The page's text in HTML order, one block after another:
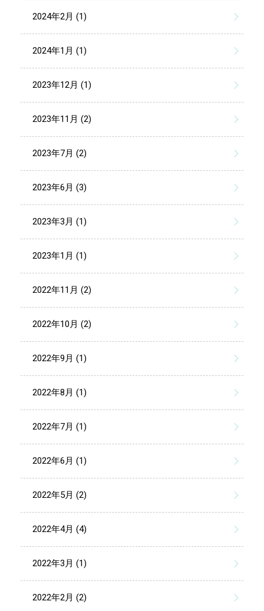
2024年2月 (1)
2024年1月 (1)
2023年12月 (1)
2023年11月 (2)
2023年7月 (2)
2023年6月 (3)
2023年3月 (1)
2023年1月 (1)
2022年11月 (2)
2022年10月 (2)
2022年9月 (1)
2022年8月 (1)
2022年7月 (1)
2022年6月 (1)
2022年5月 (2)
2022年4月 (4)
2022年3月 (1)
2022年2月 (2)